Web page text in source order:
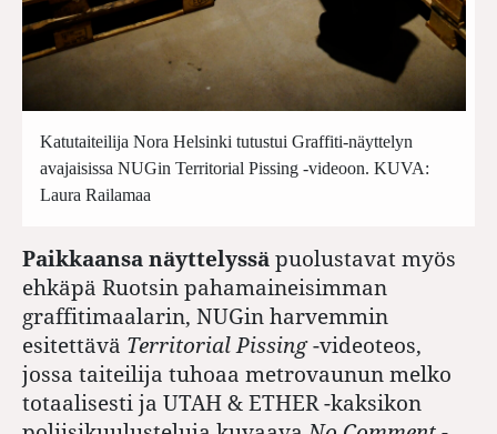
Katutaiteilija Nora Helsinki tutustui Graffiti-näyttelyn
avajaisissa NUGin Territorial Pissing -videoon. KUVA:
Laura Railamaa
Paikkaansa näyttelyssä puolustavat myös
ehkäpä Ruotsin pahamaineisimman
graffitimaalarin, NUGin harvemmin
esitettävä Territorial Pissing-videoteos,
jossa taiteilija tuhoaa metrovaunun melko
totaalisesti ja UTAH & ETHER -kaksikon